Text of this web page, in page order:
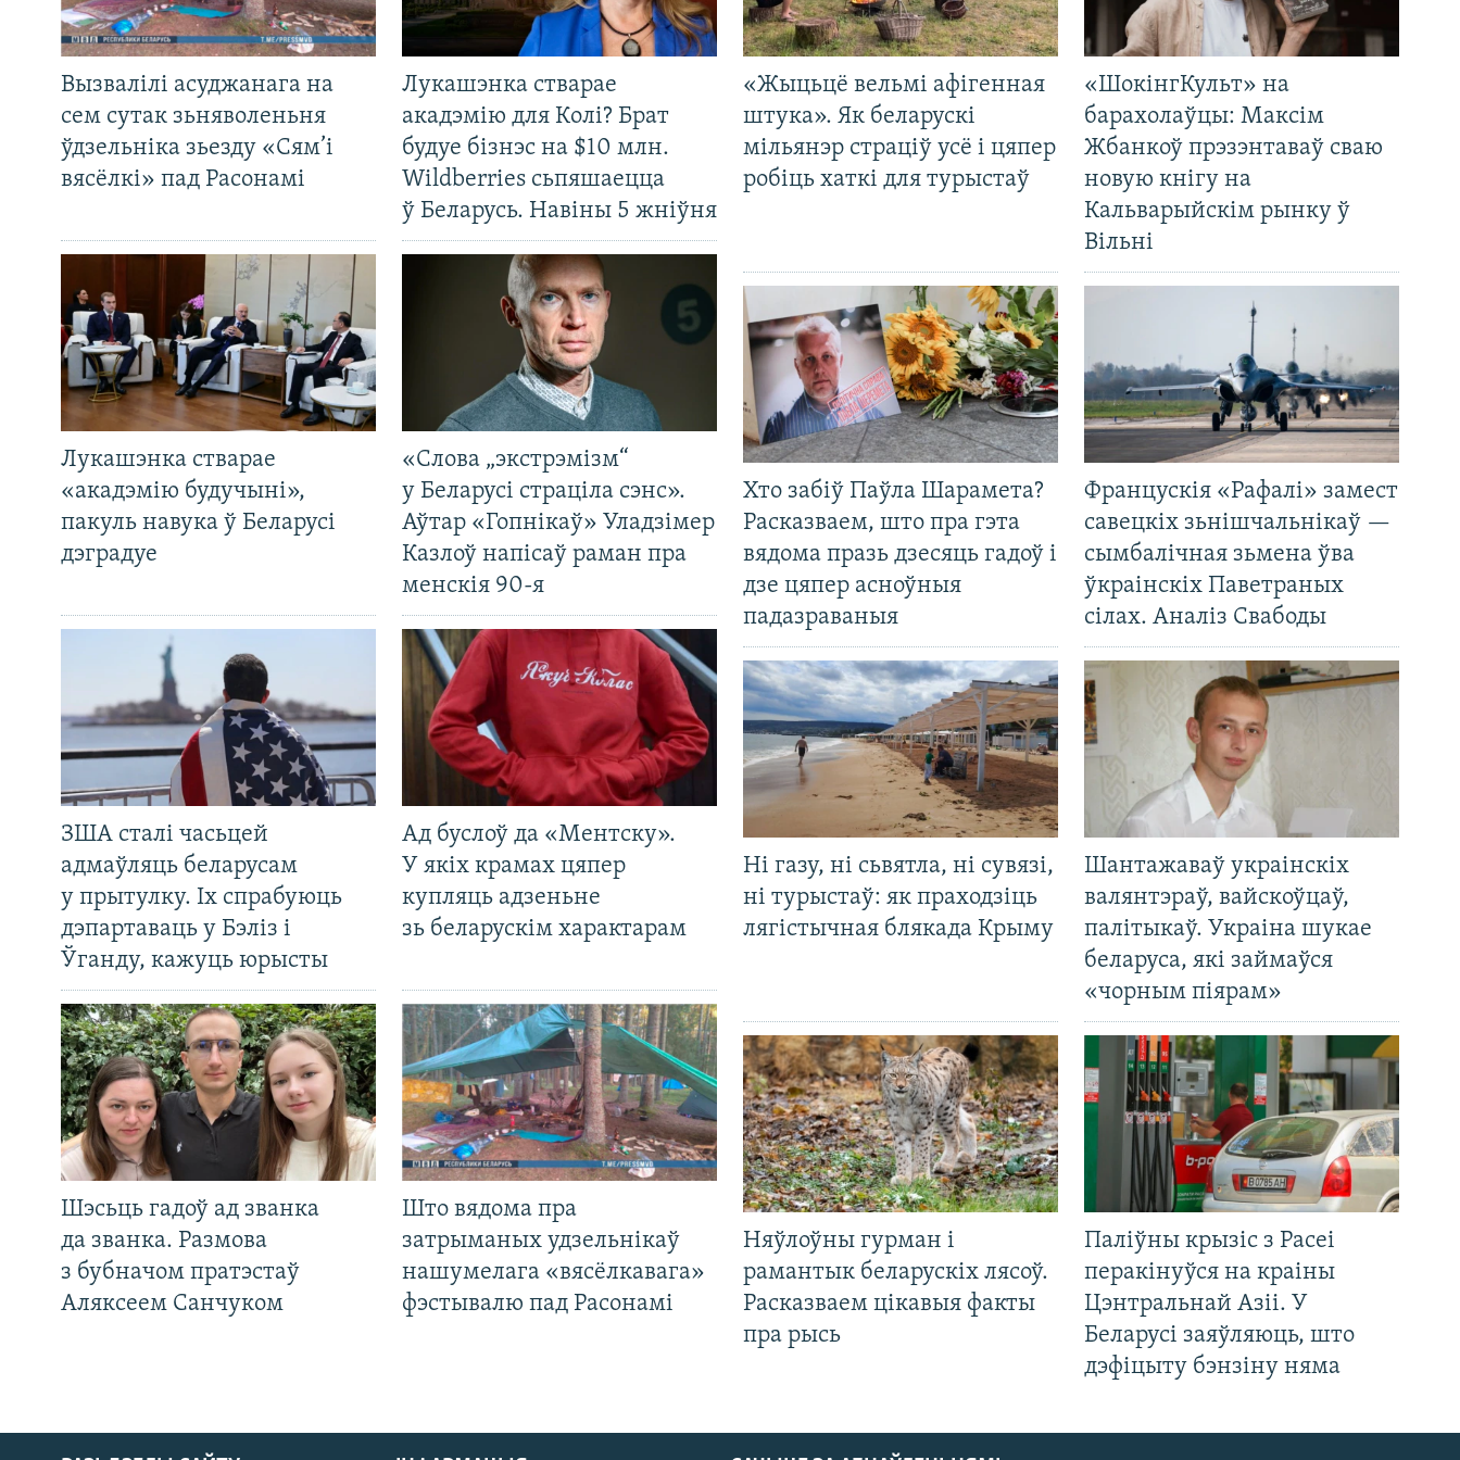
Вызвалілі асуджанага на
сем сутак зьняволеньня
ўдзельніка зьезду «Сям’і
вясёлкі» пад Расонамі
Лукашэнка стварае
акадэмію для Колі? Брат
будуе бізнэс на $10 млн.
Wildberries сьпяшаецца
ў Беларусь. Навіны 5 жніўня
Лукашэнка стварае
«акадэмію будучыні»,
пакуль навука ў Беларусі
дэградуе
«Слова „экстрэмізм“
у Беларусі страціла сэнс».
Аўтар «Гопнікаў» Уладзімер
Казлоў напісаў раман пра
менскія 90-я
ЗША сталі часьцей
адмаўляць беларусам
у прытулку. Іх спрабуюць
дэпартаваць у Бэліз і
Ўганду, кажуць юрысты
Ад буслоў да «Ментску».
У якіх крамах цяпер
купляць адзеньне
зь беларускім характарам
Шэсьць гадоў ад званка
да званка. Размова
з бубначом пратэстаў
Аляксеем Санчуком
Што вядома пра
затрыманых удзельнікаў
нашумелага «вясёлкавага»
фэстывалю пад Расонамі
«Жыцьцё вельмі афігенная
штука». Як беларускі
мільянэр страціў усё і цяпер
робіць хаткі для турыстаў
«ШокінгКульт» на
барахолаўцы: Максім
Жбанкоў прэзэнтаваў сваю
новую кнігу на
Кальварыйскім рынку ў
Вільні
Хто забіў Паўла Шарамета?
Расказваем, што пра гэта
вядома празь дзесяць гадоў і
дзе цяпер асноўныя
падазраваныя
Францускія «Рафалі» замест
савецкіх зьнішчальнікаў —
сымбалічная зьмена ўва
ўкраінскіх Паветраных
сілах. Аналіз Свабоды
Ні газу, ні сьвятла, ні сувязі,
ні турыстаў: як праходзіць
лягістычная блякада Крыму
Шантажаваў украінскіх
валянтэраў, вайскоўцаў,
палітыкаў. Украіна шукае
беларуса, які займаўся
«чорным піярам»
Няўлоўны гурман і
рамантык беларускіх лясоў.
Расказваем цікавыя факты
пра рысь
Паліўны крызіс з Расеі
перакінуўся на краіны
Цэнтральнай Азіі. У
Беларусі заяўляюць, што
дэфіцыту бэнзіну няма